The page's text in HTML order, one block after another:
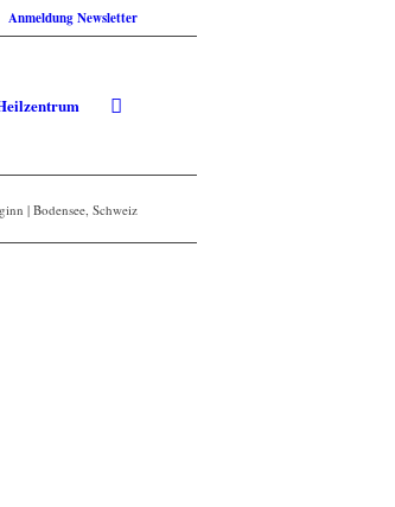
Anmeldung Newsletter
| Bodensee, Schweiz